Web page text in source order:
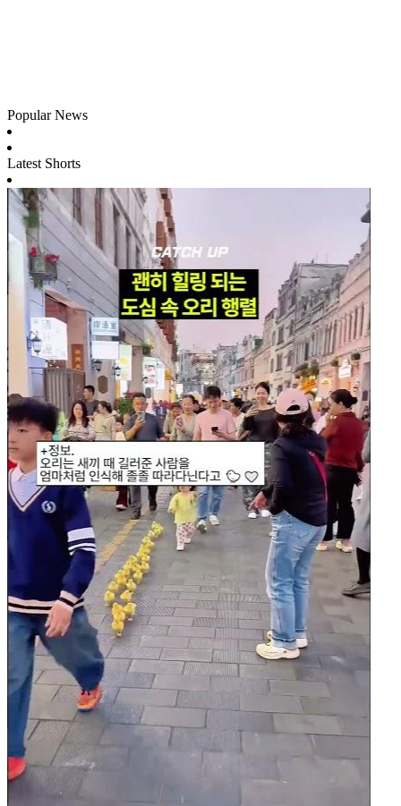
Popular News
Latest Shorts